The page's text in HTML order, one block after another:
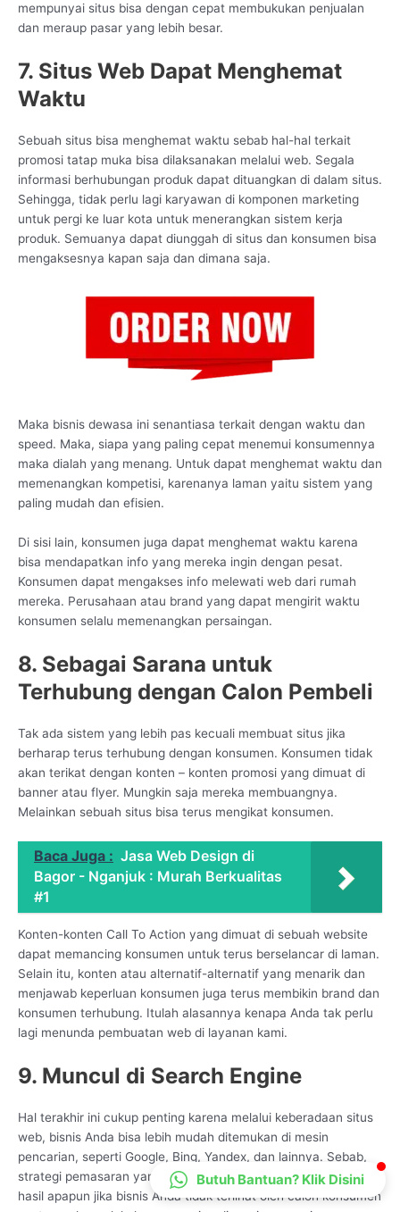
mempunyai situs bisa dengan cepat membukukan penjualan
dan meraup pasar yang lebih besar.
7. Situs Web Dapat Menghemat
Waktu
Sebuah situs bisa menghemat waktu sebab hal-hal terkait
promosi tatap muka bisa dilaksanakan melalui web. Segala
informasi berhubungan produk dapat dituangkan di dalam situs.
Sehingga, tidak perlu lagi karyawan di komponen marketing
untuk pergi ke luar kota untuk menerangkan sistem kerja
produk. Semuanya dapat diunggah di situs dan konsumen bisa
mengaksesnya kapan saja dan dimana saja.
Maka bisnis dewasa ini senantiasa terkait dengan waktu dan
speed. Maka, siapa yang paling cepat menemui konsumennya
maka dialah yang menang. Untuk dapat menghemat waktu dan
memenangkan kompetisi, karenanya laman yaitu sistem yang
paling mudah dan efisien.
Di sisi lain, konsumen juga dapat menghemat waktu karena
bisa mendapatkan info yang mereka ingin dengan pesat.
Konsumen dapat mengakses info melewati web dari rumah
mereka. Perusahaan atau brand yang dapat mengirit waktu
konsumen selalu memenangkan persaingan.
8. Sebagai Sarana untuk
Terhubung dengan Calon Pembeli
Tak ada sistem yang lebih pas kecuali membuat situs jika
berharap terus terhubung dengan konsumen. Konsumen tidak
akan terikat dengan konten – konten promosi yang dimuat di
banner atau flyer. Mungkin saja mereka membuangnya.
Melainkan sebuah situs bisa terus mengikat konsumen.
Baca Juga : Jasa Web Design di
Bagor - Nganjuk : Murah Berkualitas
#1
Konten-konten Call To Action yang dimuat di sebuah website
dapat memancing konsumen untuk terus berselancar di laman.
Selain itu, konten atau alternatif-alternatif yang menarik dan
menjawab keperluan konsumen juga terus membikin brand dan
konsumen terhubung. Itulah alasannya kenapa Anda tak perlu
lagi menunda pembuatan web di layanan kami.
9. Muncul di Search Engine
Hal terakhir ini cukup penting karena melalui keberadaan situs
web, bisnis Anda bisa lebih mudah ditemukan di mesin
pencarian, seperti Google, Bing, Yandex, dan lainnya. Sebab,
strategi pemasaran yang Anda jalankan tidak akan membawa
hasil apapun jika bisnis Anda tidak terlihat oleh calon konsumen
Online
Butuh Bantuan? Klik Disini